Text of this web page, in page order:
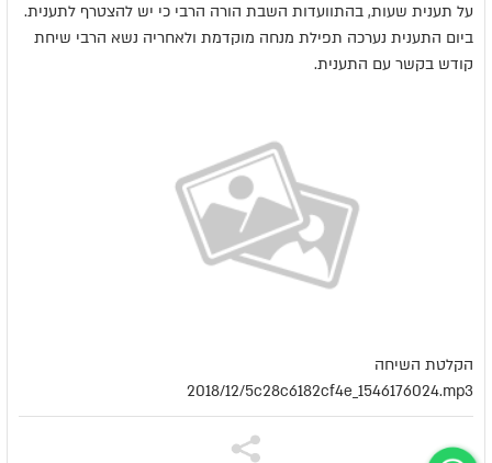
על תענית שעות, בהתוועדות השבת הורה הרבי כי יש להצטרף לתענית.
ביום התענית נערכה תפילת מנחה מוקדמת ולאחריה נשא הרבי שיחת
קודש בקשר עם התענית.
הקלטת השיחה
2018/12/5c28c6182cf4e_1546176024.mp3